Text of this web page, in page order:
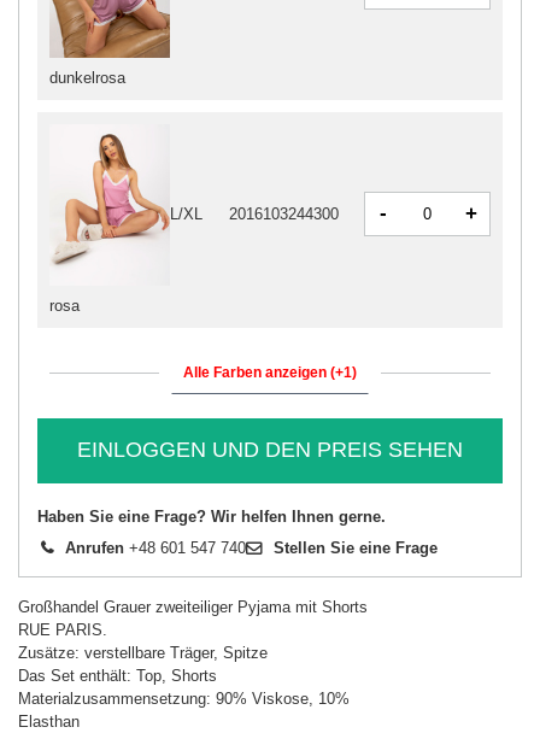
dunkelrosa
rosa
L/XL 2016103244300 - +
Alle Farben anzeigen (+1)
EINLOGGEN UND DEN PREIS SEHEN
Haben Sie eine Frage? Wir helfen Ihnen gerne.
Anrufen +48 601 547 740 Stellen Sie eine Frage
Großhandel Grauer zweiteiliger Pyjama mit Shorts
RUE PARIS.
Zusätze: verstellbare Träger, Spitze
Das Set enthält: Top, Shorts
Materialzusammensetzung: 90% Viskose, 10%
Elasthan